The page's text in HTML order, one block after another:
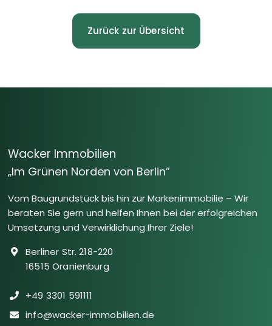
Zurück zur Übersicht
Wacker Immobilien
„Im Grünen Norden von Berlin”
Vom Baugrundstück bis hin zur Markenimmobilie – Wir
beraten Sie gern und helfen Ihnen bei der erfolgreichen
Umsetzung und Verwirklichung Ihrer Ziele!
Berliner Str. 218-220
16515 Oranienburg
+49 3301 591111
info@wacker-immobilien.de